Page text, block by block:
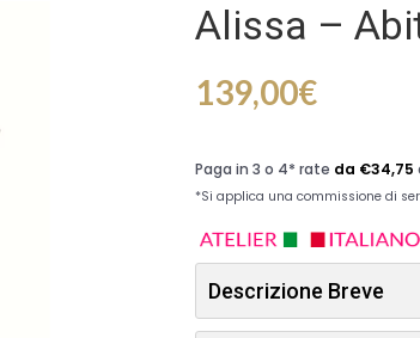
Alissa –
139,00€
Descrizione Breve